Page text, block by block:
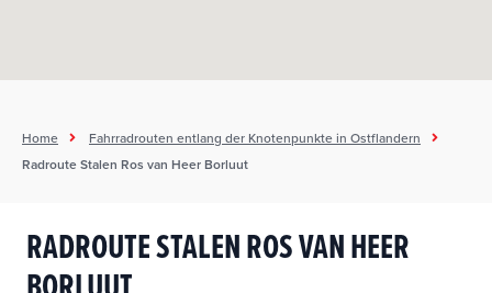
RADROUTE STALEN ROS VAN HEER
Home
Fahrradrouten entlang der Knotenpunkte in Ostflandern
Radroute Stalen Ros van Heer Borluut